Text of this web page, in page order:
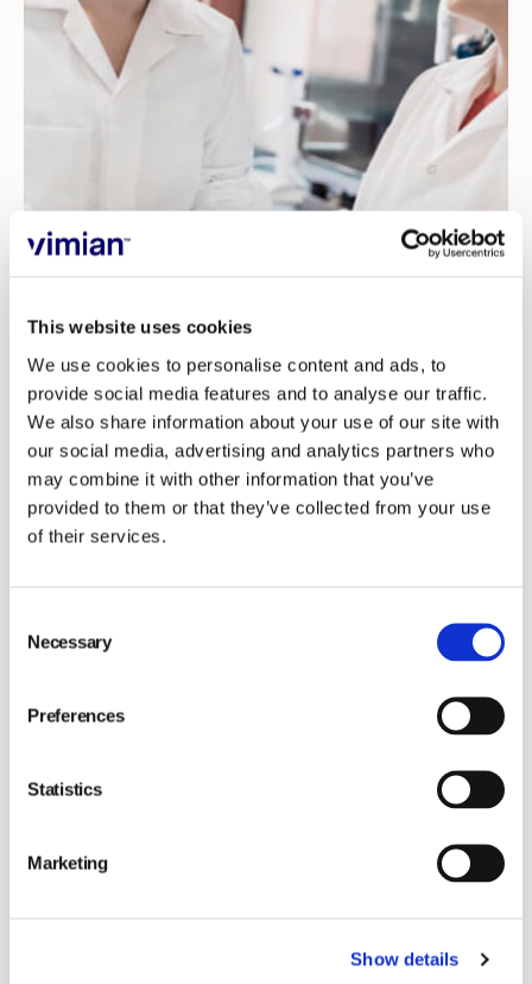
This website uses cookies
We use cookies to personalise content and ads, to
provide social media features and to analyse our traffic.
We also share information about your use of our site with
our social media, advertising and analytics partners who
may combine it with other information that you’ve
provided to them or that they’ve collected from your use
of their services.
Selection
Necessary
Preferences
Statistics
Marketing
Show details
Vimian arbetar strukturerat med hållbarhet
möjligheter samt minimera risker och
verksamhet. Vår hållbarhetsagenda är